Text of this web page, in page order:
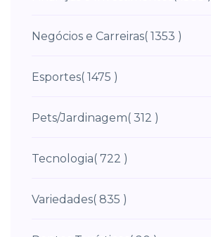
Negócios e Carreiras( 1353 )
Esportes( 1475 )
Pets/Jardinagem( 312 )
Tecnologia( 722 )
Variedades( 835 )